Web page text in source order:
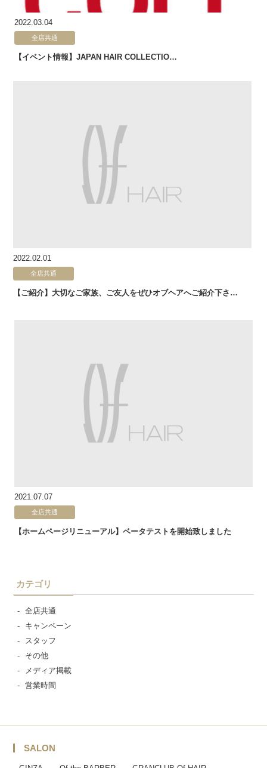
2022.03.04
全店共通
【イベント情報】JAPAN HAIR COLLECTIO…
2022.02.01
全店共通
【ご紹介】大切なご家族、ご友人をぜひオブヘアへご紹介下さ…
2021.07.07
全店共通
【ホームページリニューアル】ベータテストを開始致しました
カテゴリ
全店共通
キャンペーン
スタッフ
その他
メディア掲載
営業時間
SALON